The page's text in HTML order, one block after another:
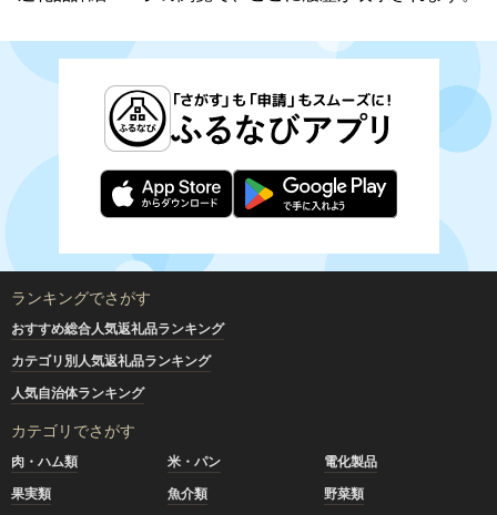
ランキングでさがす
おすすめ総合人気返礼品ランキング
カテゴリ別人気返礼品ランキング
人気自治体ランキング
カテゴリでさがす
肉・ハム類 米・パン
電化製品
果実類
魚介類
野菜類